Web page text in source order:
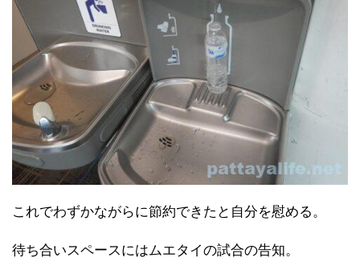
これでわずかながらに節約できたと自分を慰める。
待ち合いスペースにはムエタイの試合の告知。